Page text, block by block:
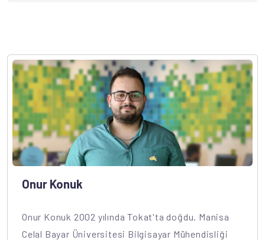
Onur Konuk
Onur Konuk 2002 yılında Tokat'ta doğdu. Manisa
Celal Bayar Üniversitesi Bilgisayar Mühendisliği